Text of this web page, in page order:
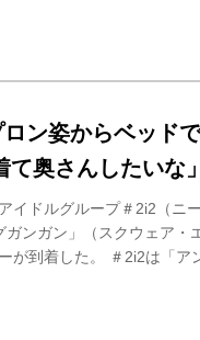
ン姿からベッド
奥さんしたいな」
イドルグループ＃2i2（ニ
ンガン」（スクウェア・
が到着した。 ＃2i2は「ア